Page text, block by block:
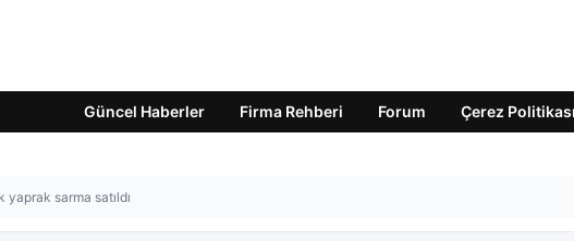
Güncel Haberler Firma Rehberi Forum Çerez Politikası
yaprak sarma satıldı